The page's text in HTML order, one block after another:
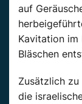
auf
Kavitation im
Bläschen
Zusätzlich
die